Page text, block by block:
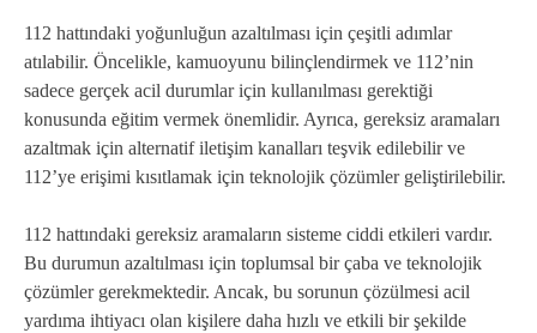
112 hattındaki yoğunluğun azaltılması için çeşitli adımlar
atılabilir. Öncelikle, kamuoyunu bilinçlendirmek ve 112’nin
sadece gerçek acil durumlar için kullanılması gerektiği
konusunda eğitim vermek önemlidir. Ayrıca, gereksiz aramaları
azaltmak için alternatif iletişim kanalları teşvik edilebilir ve
112’ye erişimi kısıtlamak için teknolojik çözümler geliştirilebilir.
112 hattındaki gereksiz aramaların sisteme ciddi etkileri vardır.
Bu durumun azaltılması için toplumsal bir çaba ve teknolojik
çözümler gerekmektedir. Ancak, bu sorunun çözülmesi acil
yardıma ihtiyacı olan kişilere daha hızlı ve etkili bir şekilde